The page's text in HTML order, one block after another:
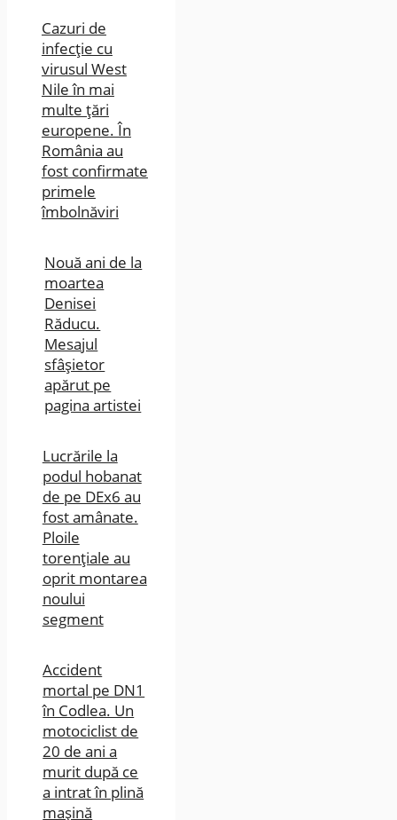
Cazuri de
infecție cu
virusul West
Nile în mai
multe țări
europene. În
România au
fost confirmate
primele
îmbolnăviri
Nouă ani de la
moartea
Denisei
Răducu.
Mesajul
sfâșietor
apărut pe
pagina artistei
Lucrările la
podul hobanat
de pe DEx6 au
fost amânate.
Ploile
torențiale au
oprit montarea
noului
segment
Accident
mortal pe DN1
în Codlea. Un
motociclist de
20 de ani a
murit după ce
a intrat în plină
mașină